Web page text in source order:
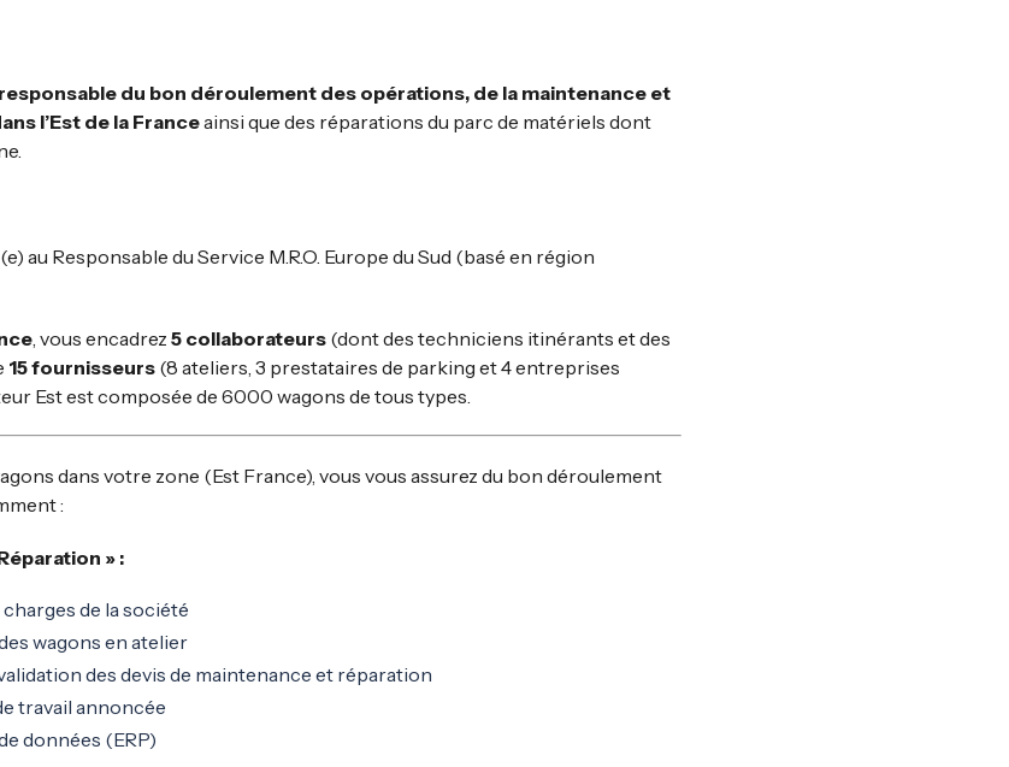
responsable du bon déroulement des opérations, de la maintenance et
l’Est de la Franceainsi que des réparations du parc de matériels dont
au Responsable du Service M.R.O. Europe du Sud (basé en région
, vous encadrez 5 collaborateurs (dont des techniciens itinérants et des
15 fournisseurs (8 ateliers, 3 prestataires de parking et 4 entreprises
Est est composée de 6000 wagons de tous types.
dans votre zone (Est France), vous vous assurez du bon déroulement
:
» :
de la société
wagons en atelier
des devis de maintenance et réparation
travail annoncée
données (ERP)